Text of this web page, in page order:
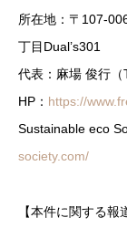
所在地：〒107-
丁目Dual’s301
代表：麻場 俊行（
HP： https://
Sustainable eco
society.com/
【本件に関する報